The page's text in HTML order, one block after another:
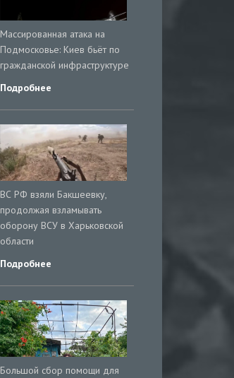
Массированная атака на
Подмосковье: Киев бьёт по
гражданской инфраструктуре
Подробнее
ВС РФ взяли Бакшеевку,
продолжая взламывать
оборону ВСУ в Харьковской
области
Подробнее
Большой сбор помощи для